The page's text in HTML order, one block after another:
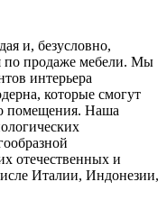
и, безусловно,
по продаже мебели. Мы
интерьера
которые смогут
помещения. Наша
отечественных и
Италии, Индонезии,